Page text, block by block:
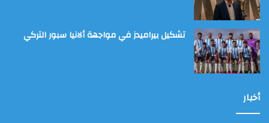
تشكيل بيراميدز في مواجهة ألانيا سبور التركي
أخبار